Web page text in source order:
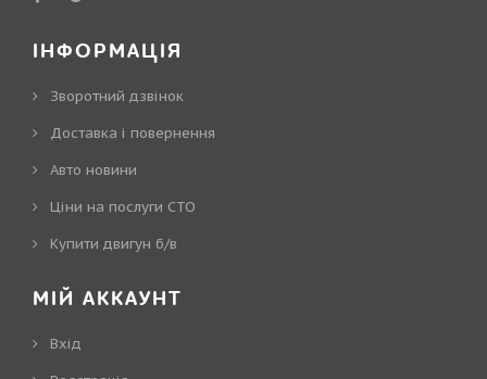
ІНФОРМАЦІЯ
Зворотний дзвінок
Доставка і повернення
Авто новини
Ціни на послуги СТО
Купити двигун б/в
МІЙ АККАУНТ
Вхід